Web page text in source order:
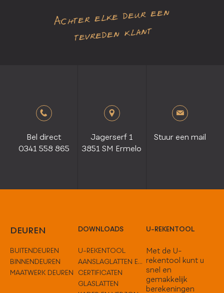
Achter elke deur een
tevreden klant
Bel direct
0341 558 865
Jagerserf 1
3851 SM Ermelo
Stuur een mail
DEUREN
BUITENDEUREN
BINNENDEUREN
MAATWERK DEUREN
DOWNLOADS
U-REKENTOOL
AANSLAGLATTEN EN TUSSENOPLOSSINGEN
CERTIFICATEN
GLASLATTEN
U-REKENTOOL
Met de U-
rekentool kunt u
snel en
gemakkelijk
berekeningen